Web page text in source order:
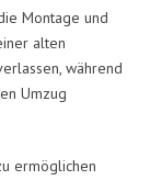
Montage und
alten
während
Umzug
ermöglichen